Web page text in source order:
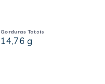
Gorduras Totais
14,76 g